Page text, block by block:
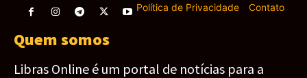
Política de Privacidade- Contato
Quem somos
Libras Online é um portal de notícias para a